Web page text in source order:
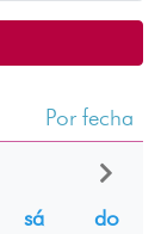
Por fecha
sá
do